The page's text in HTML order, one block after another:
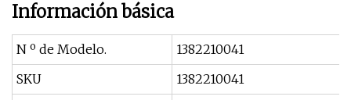
Información básica
N º de Modelo.
1382210041
SKU
1382210041